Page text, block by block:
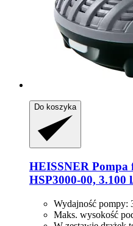
Do koszyka
HEISSNER Pompa
HSP3000-​00, 3.100
Wydajność pompy:
Maks. wysokość